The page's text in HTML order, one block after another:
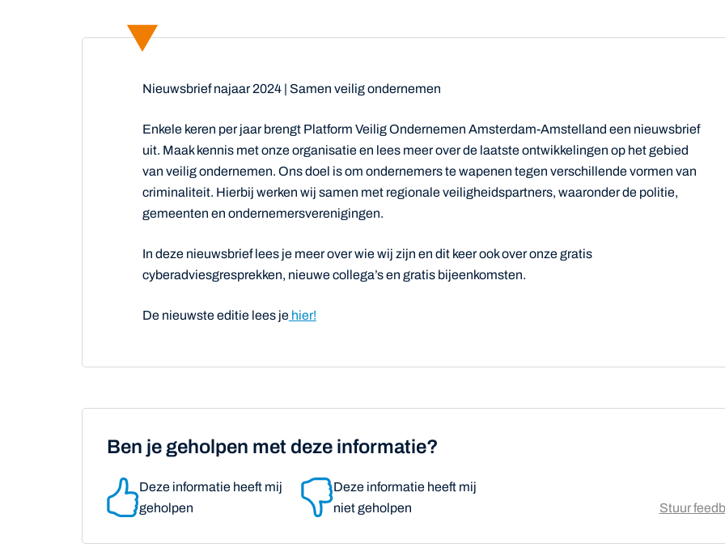
Nieuwsbrief najaar 2024 | Samen veilig ondernemen
Enkele keren per jaar brengt Platform Veilig Ondernemen Amsterdam-Amstelland een nieuwsbrief
uit. Maak kennis met onze organisatie en lees meer over de laatste ontwikkelingen op het gebied
van veilig ondernemen. Ons doel is om ondernemers te wapenen tegen verschillende vormen van
criminaliteit. Hierbij werken wij samen met regionale veiligheidspartners, waaronder de politie,
gemeenten en ondernemersverenigingen.
In deze nieuwsbrief lees je meer over wie wij zijn en dit keer ook over onze gratis
cyberadviesgresprekken, nieuwe collega’s en gratis bijeenkomsten.
De nieuwste editie lees jehier!
Ben je geholpen met deze informatie?
Deze informatie heeft mij
geholpen
Deze informatie heeft mij
niet geholpen
Stuur